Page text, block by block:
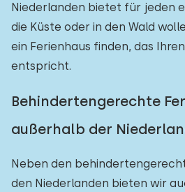
Niederlanden bietet für jeden
die Küste oder in den Wald
ein Ferienhaus finden, das
entspricht.
Behindertengerechte
außerhalb der
Neben den
den Niederlanden bieten wir